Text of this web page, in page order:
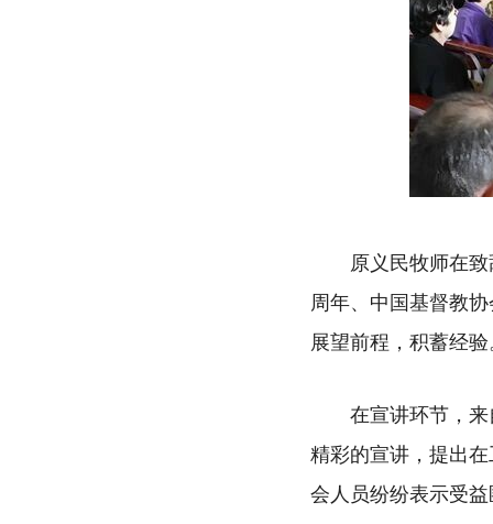
原义民牧师在
周年、中国基督教
展望前程，积蓄经
在宣讲环节，
精彩的宣讲，提出
会人员纷纷表示受